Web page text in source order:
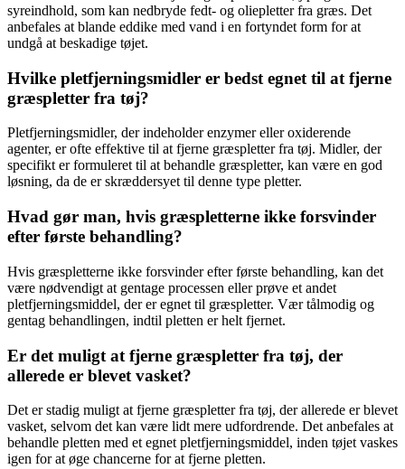
syreindhold, som kan nedbryde fedt- og oliepletter fra græs. Det
anbefales at blande eddike med vand i en fortyndet form for at
undgå at beskadige tøjet.
Hvilke pletfjerningsmidler er bedst egnet til at fjerne
græspletter fra tøj?
Pletfjerningsmidler, der indeholder enzymer eller oxiderende
agenter, er ofte effektive til at fjerne græspletter fra tøj. Midler, der
specifikt er formuleret til at behandle græspletter, kan være en god
løsning, da de er skræddersyet til denne type pletter.
Hvad gør man, hvis græspletterne ikke forsvinder
efter første behandling?
Hvis græspletterne ikke forsvinder efter første behandling, kan det
være nødvendigt at gentage processen eller prøve et andet
pletfjerningsmiddel, der er egnet til græspletter. Vær tålmodig og
gentag behandlingen, indtil pletten er helt fjernet.
Er det muligt at fjerne græspletter fra tøj, der
allerede er blevet vasket?
Det er stadig muligt at fjerne græspletter fra tøj, der allerede er blevet
vasket, selvom det kan være lidt mere udfordrende. Det anbefales at
behandle pletten med et egnet pletfjerningsmiddel, inden tøjet vaskes
igen for at øge chancerne for at fjerne pletten.